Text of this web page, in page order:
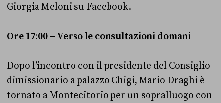
Giorgia Meloni su Facebook.
Ore 17:00 – Verso le consultazioni domani
Dopo l’incontro con il presidente del Consiglio
dimissionario a palazzo Chigi, Mario Draghi è
tornato a Montecitorio per un sopralluogo con